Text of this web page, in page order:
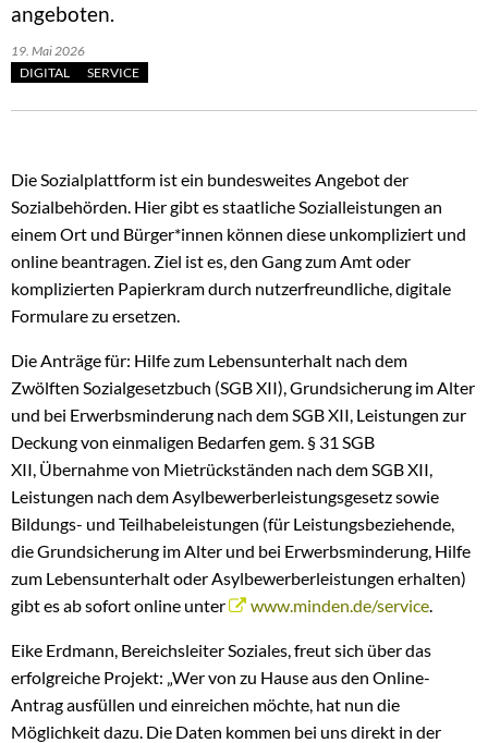
angeboten.
19. Mai 2026
DIGITAL
SERVICE
Die Sozialplattform ist ein bundesweites Angebot der
Sozialbehörden. Hier gibt es staatliche Sozialleistungen an
einem Ort und Bürger*innen können diese unkompliziert und
online beantragen. Ziel ist es, den Gang zum Amt oder
komplizierten Papierkram durch nutzerfreundliche, digitale
Formulare zu ersetzen.
Die Anträge für: Hilfe zum Lebensunterhalt nach dem
Zwölften Sozialgesetzbuch (SGB XII), Grundsicherung im Alter
und bei Erwerbsminderung nach dem SGB XII, Leistungen zur
Deckung von einmaligen Bedarfen gem. § 31 SGB
XII, Übernahme von Mietrückständen nach dem SGB XII,
Leistungen nach dem Asylbewerberleistungsgesetz sowie
Bildungs- und Teilhabeleistungen (für Leistungsbeziehende,
die Grundsicherung im Alter und bei Erwerbsminderung, Hilfe
zum Lebensunterhalt oder Asylbewerberleistungen erhalten)
gibt es ab sofort online unter
www.minden.de/service.
Eike Erdmann, Bereichsleiter Soziales, freut sich über das
erfolgreiche Projekt: „Wer von zu Hause aus den Online-
Antrag ausfüllen und einreichen möchte, hat nun die
Möglichkeit dazu. Die Daten kommen bei uns direkt in der